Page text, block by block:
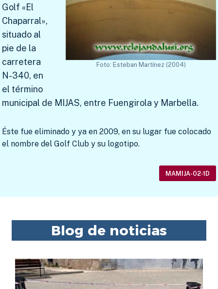
Foto: Esteban Martínez (2004)
Golf «El
Chaparral»,
situado al
pie de la
carretera
N-340, en
el término
municipal de MIJAS, entre Fuengirola y Marbella.
Éste fue eliminado y ya en 2009, en su lugar fue colocado
el nombre del Golf Club y su logotipo.
MAMIJA-02-1D
Blog de noticias